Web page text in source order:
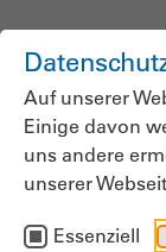
Auf unserer
Einige davon
uns andere
unserer
Essenziell